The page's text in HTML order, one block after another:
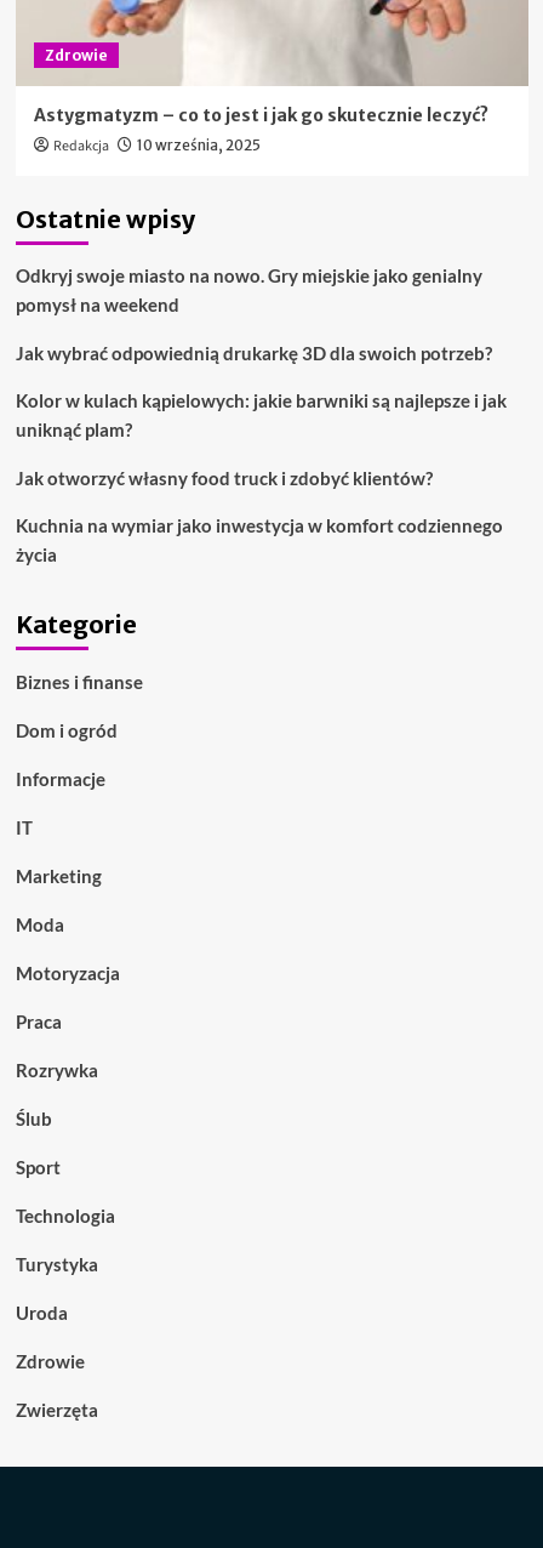
Zdrowie
Astygmatyzm – co to jest i jak go skutecznie leczyć?
Redakcja 10 września, 2025
Ostatnie wpisy
Odkryj swoje miasto na nowo. Gry miejskie jako genialny
pomysł na weekend
Jak wybrać odpowiednią drukarkę 3D dla swoich potrzeb?
Kolor w kulach kąpielowych: jakie barwniki są najlepsze i jak
uniknąć plam?
Jak otworzyć własny food truck i zdobyć klientów?
Kuchnia na wymiar jako inwestycja w komfort codziennego
życia
Kategorie
Biznes i finanse
Dom i ogród
Informacje
IT
Marketing
Moda
Motoryzacja
Praca
Rozrywka
Ślub
Sport
Technologia
Turystyka
Uroda
Zdrowie
Zwierzęta